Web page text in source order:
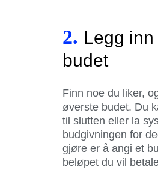
2. Legg
budet
Finn noe du liker,
øverste budet. Du
til slutten eller la
budgivningen for
gjøre er å angi et
beløpet du vil